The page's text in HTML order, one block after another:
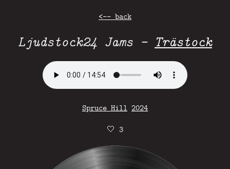
<-- back
Ljudstock24 Jams - Trästock
Spruce Hill 2024
🤍 3